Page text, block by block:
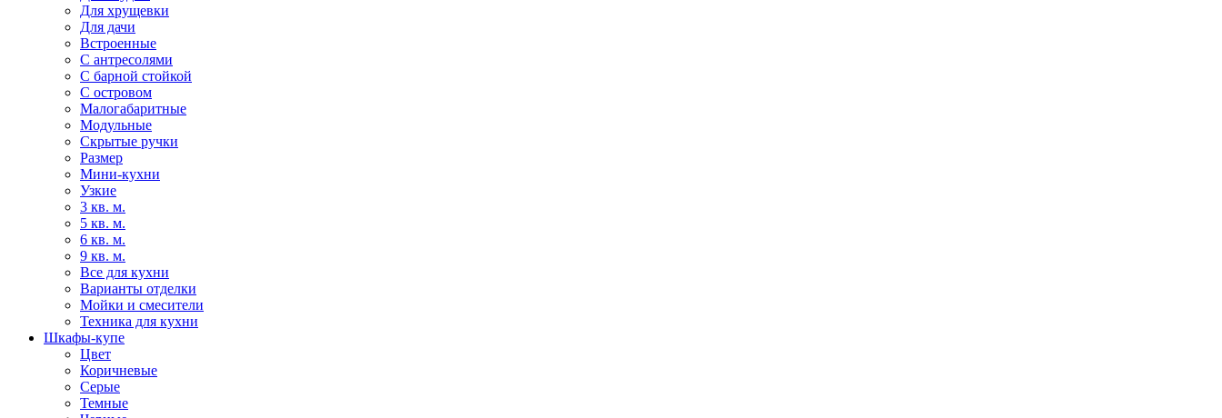
Для хрущевки
Для дачи
Встроенные
С антресолями
С барной стойкой
С островом
Малогабаритные
Модульные
Скрытые ручки
Размер
Мини-кухни
Узкие
3 кв. м.
5 кв. м.
6 кв. м.
9 кв. м.
Все для кухни
Варианты отделки
Мойки и смесители
Техника для кухни
Шкафы-купе
Цвет
Коричневые
Серые
Темные